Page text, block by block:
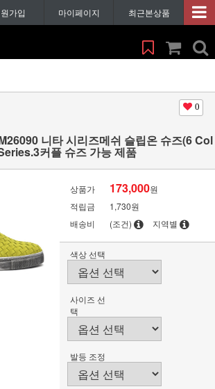
가입 마이페이지 최근본상품
0
니타 시리즈메쉬 슬립온 슈즈(6 Col
커플 슈즈 가능 제품
상품가 173,000원
적립금
1,730원
배송비
(조건) 지역별
색상 선택
사이즈 선
택
발등 조정